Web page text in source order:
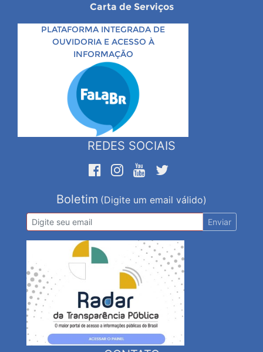
Carta de Serviços
PLATAFORMA INTEGRADA DE
OUVIDORIA E ACESSO À
INFORMAÇÃO
REDES SOCIAIS
Boletim (Digite um email válido)
Enviar